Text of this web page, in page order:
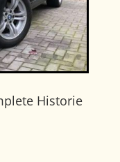
Historie